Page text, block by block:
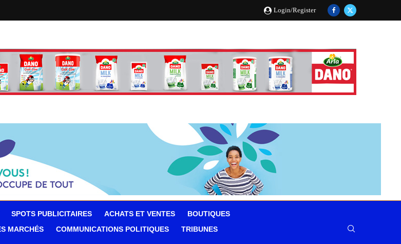
Login/Register
SPOTS PUBLICITAIRES ACHATS ET VENTES
BOUTIQUES
MARCHÉS COMMUNICATIONS POLITIQUES
TRIBUNES